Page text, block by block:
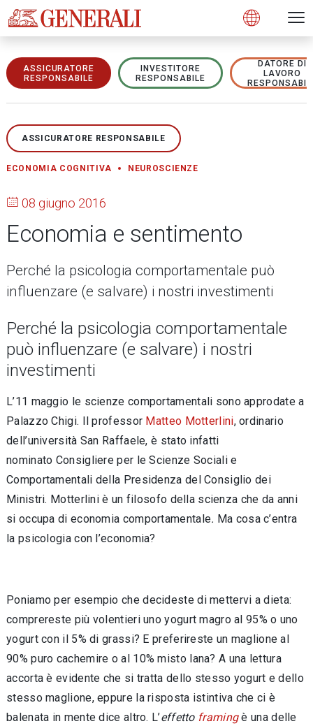
Open
ASSICURATORE
RESPONSABILE
INVESTITORE
RESPONSABILE
DATORE DI
LAVORO
ASSICURATORE RESPONSABILE
ECONOMIA COGNITIVA NEUROSCIENZE
08 giugno 2016
Economia e sentimento
Perché la psicologia comportamentale può
influenzare (e salvare) i nostri investimenti
Perché la psicologia comportamentale
può influenzare (e salvare) i nostri
investimenti
L’11 maggio le scienze comportamentali sono approdate a
Palazzo Chigi. Il professor Matteo Motterlini, ordinario
dell’università San Raffaele, è stato infatti
nominato Consigliere per le Scienze Sociali e
Comportamentali della Presidenza del Consiglio dei
Ministri. Motterlini è un filosofo della scienza che da anni
si occupa di economia comportamentale. Ma cosa c’entra
la psicologia con l’economia?
Poniamo per esempio che decideste di mettervi a dieta:
comprereste più volentieri uno yogurt magro al 95% o uno
yogurt con il 5% di grassi? E preferireste un maglione al
90% puro cachemire o al 10% misto lana? A una lettura
accorta è evidente che si tratta dello stesso yogurt e dello
stesso maglione, eppure la risposta istintiva che ci è
balenata in mente dice altro. L’effetto framingè una delle